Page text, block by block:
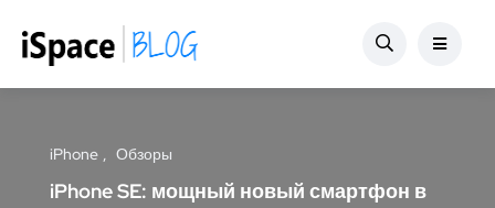
iPhone Обзоры
iPhone SE: мощный новый смартфон в